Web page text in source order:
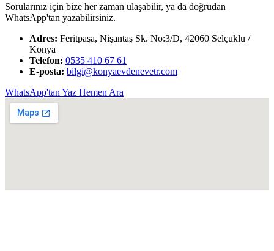
Sorularınız için bize her zaman ulaşabilir, ya da doğrudan
WhatsApp'tan yazabilirsiniz.
Adres: Feritpaşa, Nişantaş Sk. No:3/D, 42060 Selçuklu /
Konya
Telefon: 0535 410 67 61
E-posta: bilgi@konyaevdenevetr.com
WhatsApp'tan Yaz Hemen Ara